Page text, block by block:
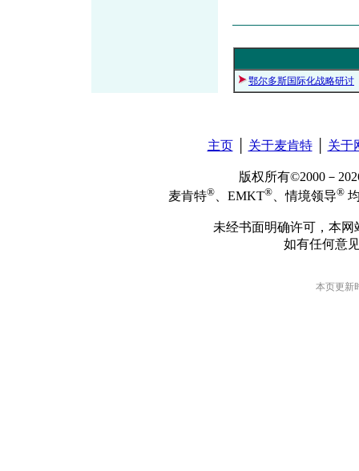
鄂尔多斯国际化战略研讨
主页│ 关于麦肯特│ 关于
版权所有©2000－
麦肯特® 、EMKT® 、情境领导®
未经书面明确许可，本
如有任何意
本页更新